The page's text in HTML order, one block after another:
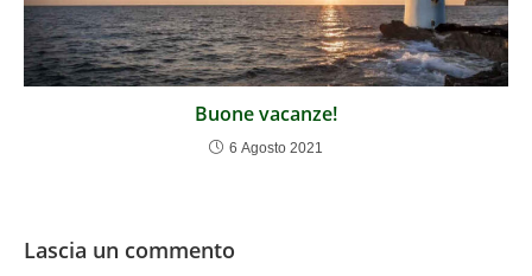
Buone vacanze!
6 Agosto 2021
Lascia un commento